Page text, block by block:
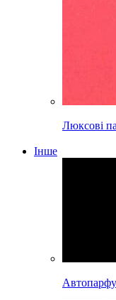
Люксові
Інше